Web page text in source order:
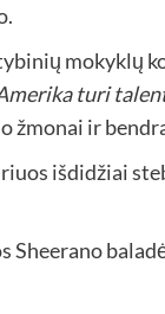
mokyklų
turi
žmonai ir
išdidžiai
Sheerano